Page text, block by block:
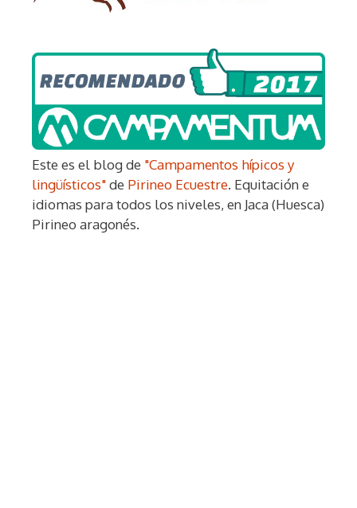
Este es el blog de "Campamentos hípicos y
lingüísticos"de Pirineo Ecuestre. Equitación e
idiomas para todos los niveles, en Jaca (Huesca)
Pirineo aragonés.